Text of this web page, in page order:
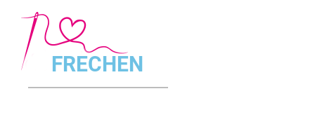
FRECHEN